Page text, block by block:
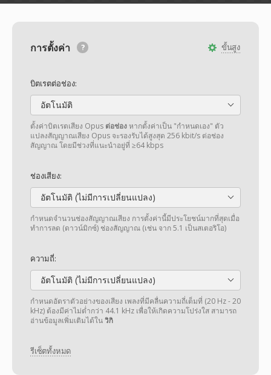
ขั้นสูง
การตั้งค่า
บิตเรตต่อช่อง:
อัตโนมัติ
ตั้งค่าบิตเรตเสียง Opus ต่อช่องหากตั้งค่าเป็น "กำหนดเอง" ตัว
แปลงสัญญาณเสียง Opus จะรองรับได้สูงสุด 256 kbit/s ต่อช่อง
สัญญาณ โดยมีช่วงที่แนะนำอยู่ที่ ≥64 kbps
ช่องเสียง:
อัตโนมัติ (ไม่มีการเปลี่ยนแปลง)
กำหนดจำนวนช่องสัญญาณเสียง การตั้งค่านี้มีประโยชน์มากที่สุดเมื่อ
ทำการลด (ดาวน์มิกซ์) ช่องสัญญาณ (เช่น จาก 5.1 เป็นสเตอริโอ)
ความถี่:
อัตโนมัติ (ไม่มีการเปลี่ยนแปลง)
กำหนดอัตราตัวอย่างของเสียง เพลงที่มีคลื่นความถี่เต็มที่ (20 Hz - 20
kHz) ต้องมีค่าไม่ต่ำกว่า 44.1 kHz เพื่อให้เกิดความโปร่งใส สามารถ
อ่านข้อมูลเพิ่มเติมได้ในวิกิ
รีเซ็ตทั้งหมด